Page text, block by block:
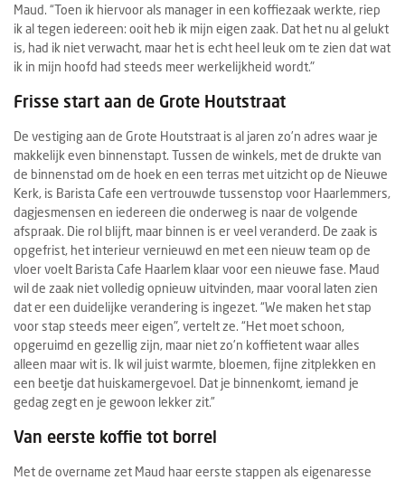
Maud. “Toen ik hiervoor als manager in een koffiezaak werkte, riep
ik al tegen iedereen: ooit heb ik mijn eigen zaak. Dat het nu al gelukt
is, had ik niet verwacht, maar het is echt heel leuk om te zien dat wat
ik in mijn hoofd had steeds meer werkelijkheid wordt."
Frisse start aan de Grote Houtstraat
De vestiging aan de Grote Houtstraat is al jaren zo’n adres waar je
makkelijk even binnenstapt. Tussen de winkels, met de drukte van
de binnenstad om de hoek en een terras met uitzicht op de Nieuwe
Kerk, is Barista Cafe een vertrouwde tussenstop voor Haarlemmers,
dagjesmensen en iedereen die onderweg is naar de volgende
afspraak. Die rol blijft, maar binnen is er veel veranderd. De zaak is
opgefrist, het interieur vernieuwd en met een nieuw team op de
vloer voelt Barista Cafe Haarlem klaar voor een nieuwe fase. Maud
wil de zaak niet volledig opnieuw uitvinden, maar vooral laten zien
dat er een duidelijke verandering is ingezet. “We maken het stap
voor stap steeds meer eigen", vertelt ze. “Het moet schoon,
opgeruimd en gezellig zijn, maar niet zo’n koffietent waar alles
alleen maar wit is. Ik wil juist warmte, bloemen, fijne zitplekken en
een beetje dat huiskamergevoel. Dat je binnenkomt, iemand je
gedag zegt en je gewoon lekker zit.”
Van eerste koffie tot borrel
Met de overname zet Maud haar eerste stappen als eigenaresse